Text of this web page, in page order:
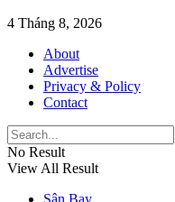
4 Tháng 8, 2026
About
Advertise
Privacy & Policy
Contact
No Result
View All Result